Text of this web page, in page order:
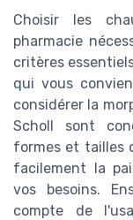
Choisir les
pharmacie
critères
qui vous
considérer la
Scholl sont
formes et tailles
facilement la
vos besoins.
compte de